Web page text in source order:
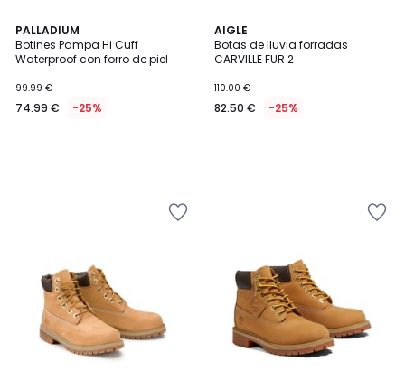
PALLADIUM
Botines Pampa Hi Cuff
Waterproof con forro de piel
99.99 €
74.99 € -25%
AIGLE
Botas de lluvia forradas
CARVILLE FUR 2
110.00 €
82.50 € -25%